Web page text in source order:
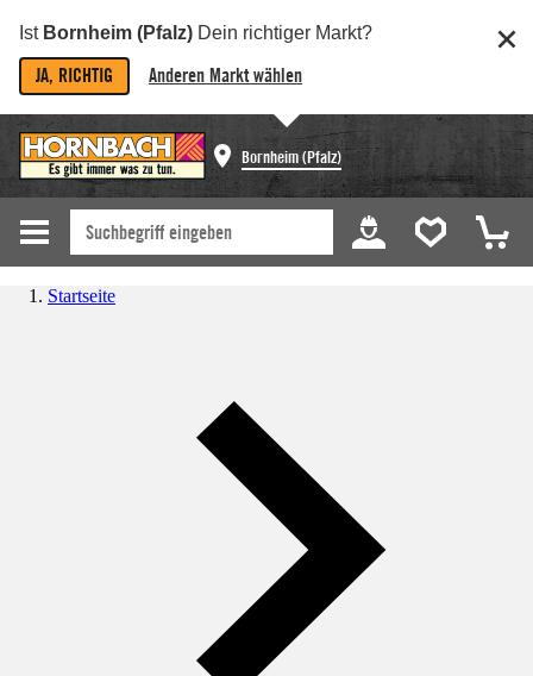
Ist Bornheim (Pfalz) Dein richtiger Markt?
JA, RICHTIG Anderen Markt wählen
Bornheim (Pfalz)
Startseite